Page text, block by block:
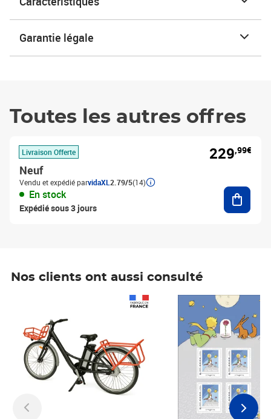
Garantie légale
Toutes les autres offres
Livraison Offerte
Neuf
Vendu et expédié parvidaXL 2.79/5(14)
En stock
Expédié sous 3 jours
229,99€
Nos clients ont aussi consulté
Prix 7,50€